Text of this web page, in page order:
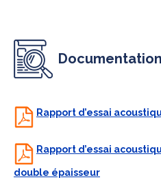
Rapport d’essai
Rapport d’essai
double épaisseur